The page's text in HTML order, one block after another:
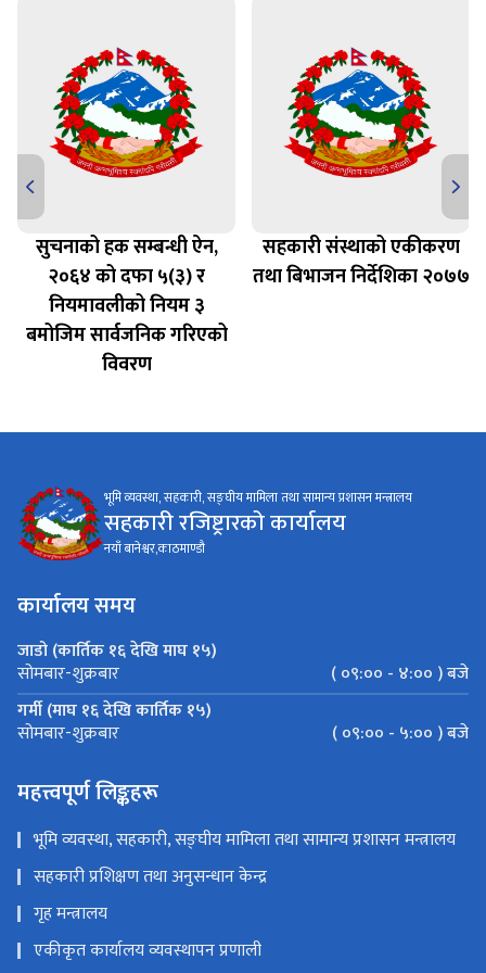
सुचनाको हक सम्बन्धी ऐन,
२०६४ को दफा ५(३) र
नियमावलीको नियम ३
बमोजिम सार्वजनिक गरिएको
विवरण
सहकारी संस्थाको एकीकरण
तथा बिभाजन निर्देशिका २०७७
भूमि व्यवस्था, सहकारी, सङ्घीय मामिला तथा सामान्य प्रशासन मन्त्रालय
सहकारी रजिष्ट्रारको कार्यालय
नयाँ बानेश्वर,काठमाण्डौ
कार्यालय समय
जाडो (कार्तिक १६ देखि माघ १५)
सोमबार-शुक्रबार
( ०९:०० - ४:०० ) बजे
गर्मी (माघ १६ देखि कार्तिक १५)
सोमबार-शुक्रबार ( ०९:०० - ५:०० ) बजे
महत्त्वपूर्ण लिङ्कहरू
भूमि व्यवस्था, सहकारी, सङ्घीय मामिला तथा सामान्य प्रशासन मन्त्रालय
सहकारी प्रशिक्षण तथा अनुसन्धान केन्द्र
गृह मन्त्रालय
एकीकृत कार्यालय व्यवस्थापन प्रणाली